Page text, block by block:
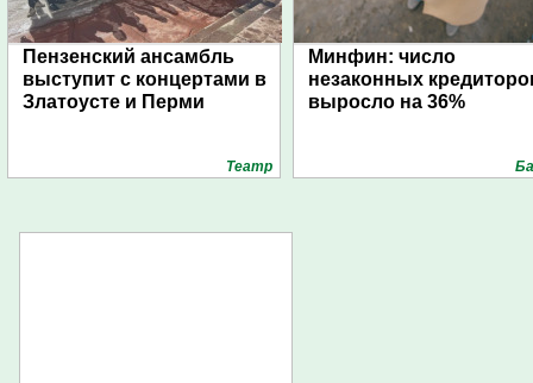
Пензенский ансамбль
выступит с концертами в
Златоусте и Перми
Театр
Минфин: число
незаконных
выросло на 36%